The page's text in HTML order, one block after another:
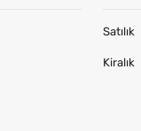
Satılık
Kiralık